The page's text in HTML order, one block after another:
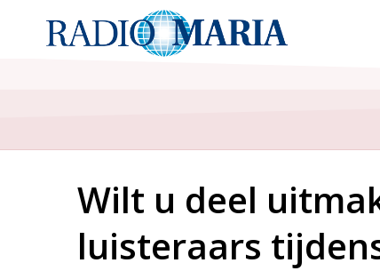
Wilt u deel
luisteraars